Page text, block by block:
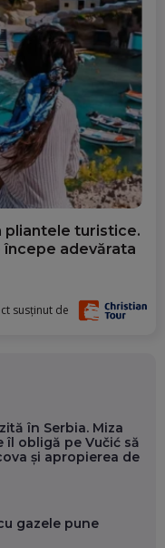
pliantele turistice.
adevărata
susținut de
în Serbia. Miza
îl obligă pe Vučić să
și apropierea de
gazele pune